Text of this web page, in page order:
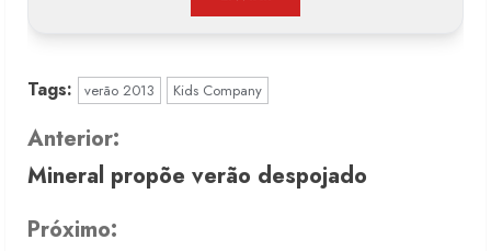
Tags: verão 2013 Kids Company
C
o
n
Anterior:
Mineral propõe verão despojado
Próximo: